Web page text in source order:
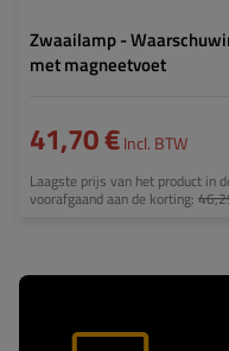
Zwaailamp -
met magneetvoet
41,70 €Incl. BTW
Laagste prijs van het product in
voorafgaand aan de korting: